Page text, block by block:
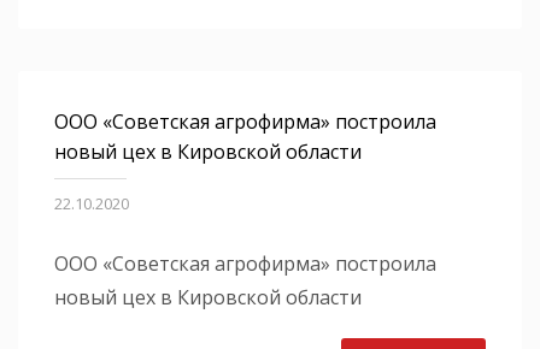
ООО «Советская агрофирма» построила
новый цех в Кировской области
22.10.2020
ООО «Советская агрофирма» построила
новый цех в Кировской области